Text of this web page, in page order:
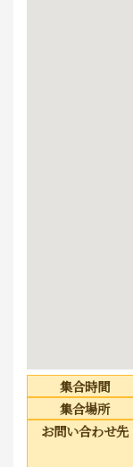
集合時間
集合場所
お問い合わせ先